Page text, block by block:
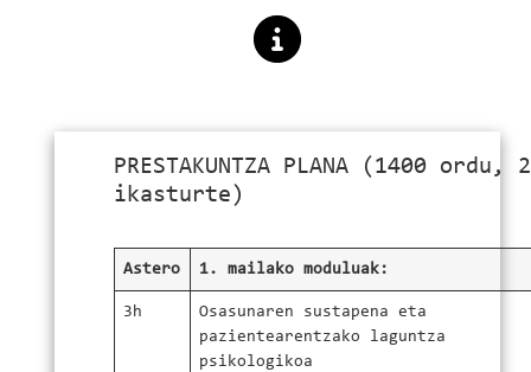
PRESTAKUNTZA PLANA (1400 ordu, 2
ikasturte)
Astero 1. mailako moduluak:
3h
Osasunaren sustapena eta
pazientearentzako laguntza
psikologikoa